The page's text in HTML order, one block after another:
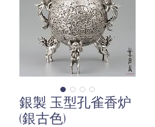
銀製 玉型孔雀香炉
(銀古色)